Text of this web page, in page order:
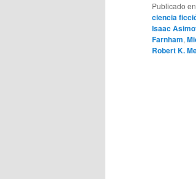
Publicado en
ciencia
Isaac
Farnham,
Robert K.